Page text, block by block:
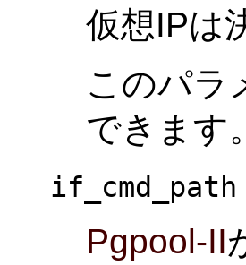
仮想IPは
このパラ
できます。
if_cmd_path
Pgpool-II